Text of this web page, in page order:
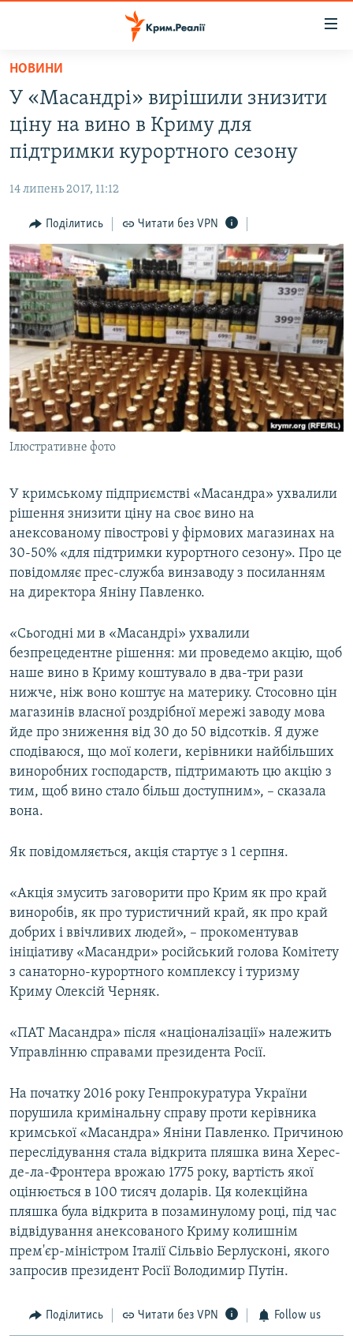
Перейти
основного
матеріалу
Перейти
до
основної
Перейти
до
пошуку
ВІДЕО ТА ФОТО
БЛОГИ
ПОГЛЯД
ІНТЕРВ'Ю
ВСЕ ЗА ДЕНЬ
СПЕЦПРОЕКТИ
ДЕПОРТАЦІЯ
ВІДЕОУРОКИ «ELIFBE»
СВІДЧЕННЯ ОКУПАЦІЇ
УКРАЇНСЬКА ПРОБЛЕМА КРИМУ
ІНФОГРАФІКА
ЯК ОБІЙТИ БЛОКУВАННЯ
Русский
Qırımtatar
ДОЛУЧАЙСЯ!
Усі сайти RFE/RL
НОВИНИ
У «Масандрі» вирішили знизити
ціну на вино в Криму для
підтримки курортного сезону
14 липень 2017, 11:12
Поділитись Читати без VPN
Ілюстративне фото
У кримському підприємстві «Масандра» ухвалили
рішення знизити ціну на своє вино на
анексованому півострові у фірмових магазинах на
30-50% «для підтримки курортного сезону». Про це
повідомляє прес-служба винзаводу з посиланням
на директора Яніну Павленко.
«Сьогодні ми в «Масандрі» ухвалили
безпрецедентне рішення: ми проведемо акцію, щоб
наше вино в Криму коштувало в два-три рази
нижче, ніж воно коштує на материку. Стосовно цін
магазинів власної роздрібної мережі заводу мова
йде про зниження від 30 до 50 відсотків. Я дуже
сподіваюся, що мої колеги, керівники найбільших
виноробних господарств, підтримають цю акцію з
тим, щоб вино стало більш доступним», – сказала
вона.
Як повідомляється, акція стартує з 1 серпня.
«Акція змусить заговорити про Крим як про край
виноробів, як про туристичний край, як про край
добрих і ввічливих людей», – прокоментував
ініціативу «Масандри» російський голова Комітету
з санаторно-курортного комплексу і туризму
Криму Олексій Черняк.
«ПАТ Масандра» після «націоналізації» належить
Управлінню справами президента Росії.
На початку 2016 року Генпрокуратура України
порушила кримінальну справу проти керівника
кримської «Масандра» Яніни Павленко. Причиною
переслідування стала відкрита пляшка вина Херес-
де-ла-Фронтера врожаю 1775 року, вартість якої
оцінюється в 100 тисяч доларів. Ця колекційна
пляшка була відкрита в позаминулому році, під час
відвідування анексованого Криму колишнім
прем'єр-міністром Італії Сільвіо Берлусконі, якого
запросив президент Росії Володимир Путін.
Поділитись Читати без VPN Follow us